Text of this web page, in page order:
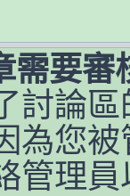
需要審
討論
為您
管理